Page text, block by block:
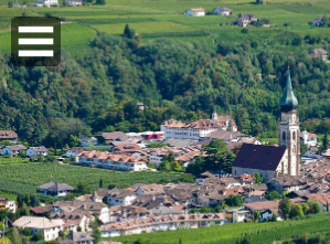
DE IT
UNSER HOF